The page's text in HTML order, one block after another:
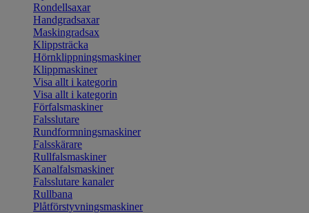
Rondellsaxar
Handgradsaxar
Maskingradsax
Klippsträcka
Hörnklippningsmaskiner
Klippmaskiner
Visa allt i kategorin
Visa allt i kategorin
Förfalsmaskiner
Falsslutare
Rundformningsmaskiner
Falsskärare
Rullfalsmaskiner
Kanalfalsmaskiner
Falsslutare kanaler
Rullbana
Plåtförstyvningsmaskiner